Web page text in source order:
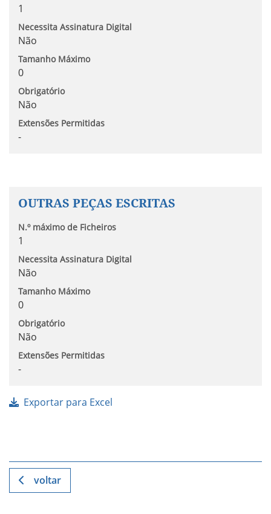
1
Necessita Assinatura Digital
Não
Tamanho Máximo
0
Obrigatório
Não
Extensões Permitidas
-
OUTRAS PEÇAS ESCRITAS
N.º máximo de Ficheiros
1
Necessita Assinatura Digital
Não
Tamanho Máximo
0
Obrigatório
Não
Extensões Permitidas
-
Exportar para Excel
voltar